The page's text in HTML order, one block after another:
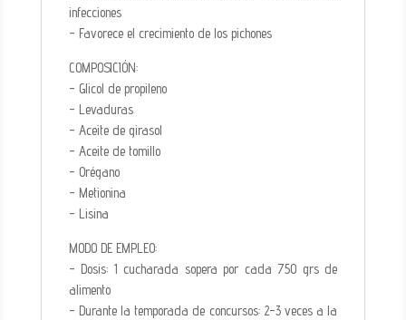
infecciones
- Favorece el crecimiento de los pichones
COMPOSICIÓN:
- Glicol de propileno
- Levaduras
- Aceite de girasol
- Aceite de tomillo
- Orégano
- Metionina
- Lisina
MODO DE EMPLEO:
- Dosis: 1 cucharada sopera por cada 750 grs de
alimento
- Durante la temporada de concursos: 2-3 veces a la